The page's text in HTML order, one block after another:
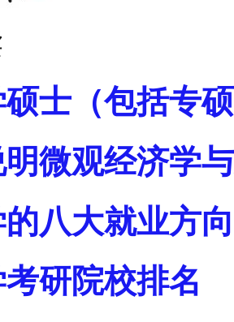
士（包括专
微观经济学
八大就业方
研院校排名